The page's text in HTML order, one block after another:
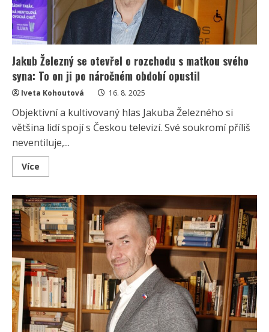
prý
nestydí
Jakub Železný se otevřel o rozchodu s matkou svého
syna: To on ji po náročném období opustil
Iveta Kohoutová 16. 8. 2025
Objektivní a kultivovaný hlas Jakuba Železného si
většina lidí spojí s Českou televizí. Své soukromí příliš
neventiluje,...
Více
more
Železný
se
otevřel
o
rozchodu
s
matkou
svého
syna:
To
on
ji
po
náročném
období
opustil